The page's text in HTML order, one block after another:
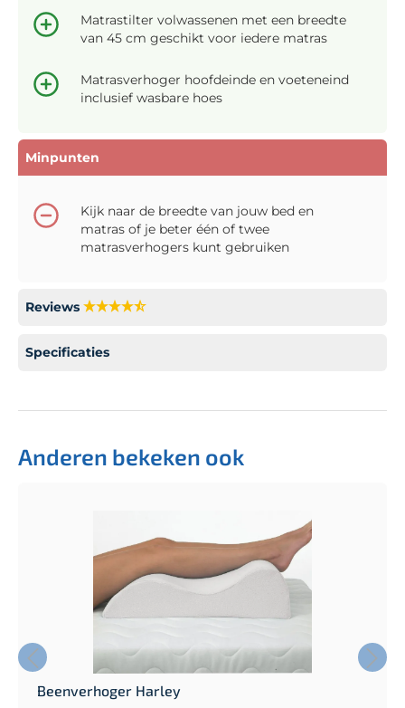
Matrastilter volwassenen met een breedte
van 45 cm geschikt voor iedere matras
Matrasverhoger hoofdeinde en voeteneind
inclusief wasbare hoes
Minpunten
Kijk naar de breedte van jouw bed en
matras of je beter één of twee
matrasverhogers kunt gebruiken
Reviews
Specificaties
Anderen bekeken ook
Beenverhoger Harley